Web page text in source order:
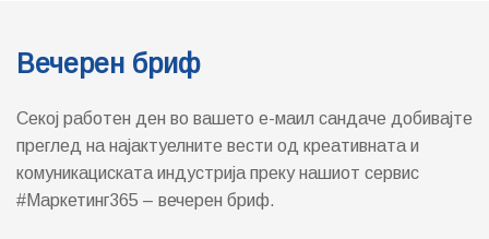
Вечерен бриф
Секој работен ден во вашето е-маил сандаче добивајте
преглед на најактуелните вести од креативната и
комуникациската индустрија преку нашиот сервис
#Маркетинг365 – вечерен бриф.